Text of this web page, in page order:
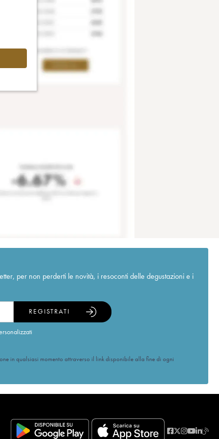
per non perderti le novità, i resoconti delle degustazioni e i
REGISTRATI
in qualsiasi momento attraverso il link disponibile alla fine di ogni